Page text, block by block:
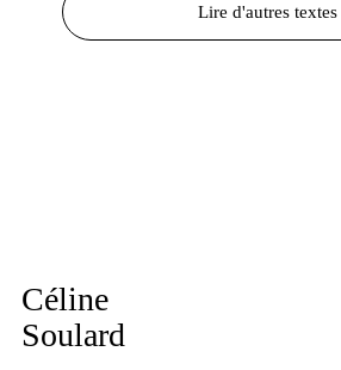
Lire d'autres textes
Céline
Soulard